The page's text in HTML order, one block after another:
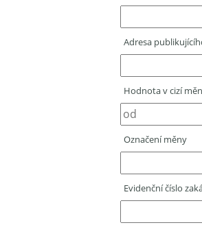
Adresa
Hodnota v cizí
Označení měny
Evidenční číslo